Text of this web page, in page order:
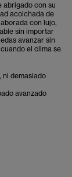
abrigado con su
acolchada de
con lujo,
sin importar
avanzar sin
el clima se
ni demasiado
avanzado